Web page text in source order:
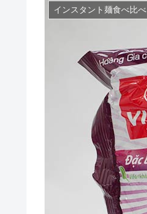
インスタント麺食べ比べ